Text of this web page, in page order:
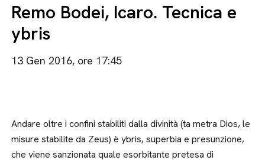
Remo Bodei, Icaro. Tecnica e
ybris
13 Gen 2016, ore 17:45
Andare oltre i confini stabiliti dalla divinità (ta metra Dios, le
misure stabilite da Zeus) è ybris, superbia e presunzione,
che viene sanzionata quale esorbitante pretesa di